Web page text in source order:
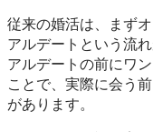
従来の婚活は、まず
アルデートという流
アルデートの前にワ
ことで、実際に会う
があります。